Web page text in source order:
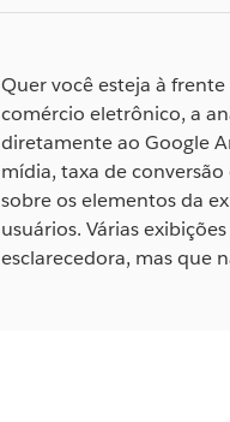
Quer você esteja à
comércio eletrônico, a
diretamente ao Google
mídia, taxa de
sobre os elementos da
usuários. Várias
esclarecedora, mas que